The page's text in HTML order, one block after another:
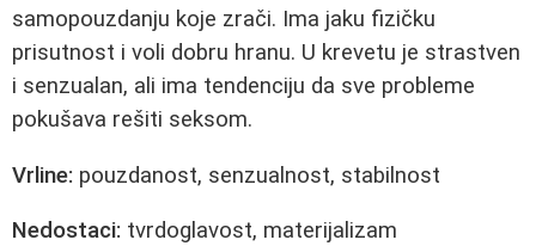
samopouzdanju koje zrači. Ima jaku fizičku
prisutnost i voli dobru hranu. U krevetu je strastven
i senzualan, ali ima tendenciju da sve probleme
pokušava rešiti seksom.
Vrline: pouzdanost, senzualnost, stabilnost
Nedostaci: tvrdoglavost, materijalizam